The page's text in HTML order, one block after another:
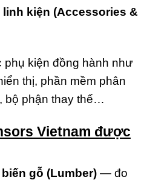
linh kiện (Accessories &
phụ kiện đồng hành như
thị, phần mềm phân
bộ phận thay thế…
Vietnam được
gỗ (Lumber)— đo